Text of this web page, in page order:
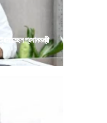
প্রধানমন্ত্রী